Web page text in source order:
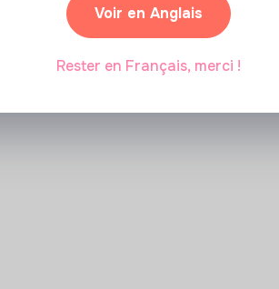
Voir en Anglais
Rester en Français, merci !